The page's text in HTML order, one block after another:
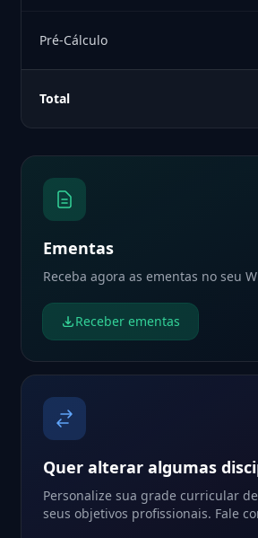
Pré-Cálculo
Total
Ementas
Receba agora as ementas no seu
Receber ementas
Quer alterar algumas
Personalize sua grade curricular
seus objetivos profissionais. Fale